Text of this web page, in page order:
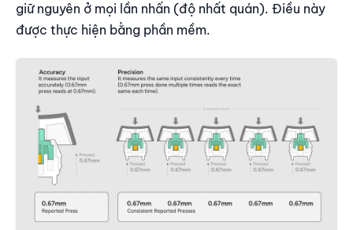
giữ nguyên ở mọi lần nhấn (độ nhất quán). Điều này
được thực hiện bằng phần mềm.